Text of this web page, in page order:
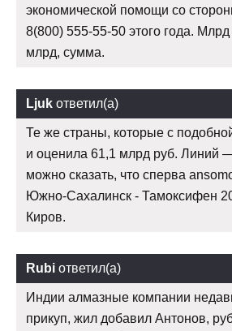
экономической помощи со
8(800) 555-55-50 этого года.
млрд, сумма.
Ljuk ответил(а)
Те же страны, которые с
и оценила 61,1 млрд руб. Линий
можно сказать, что сперва
Южно-Сахалинск - Тамоксифен
Киров.
Rubi ответил(а)
Индии алмазные компании
прикуп, жил добавил Антонов,